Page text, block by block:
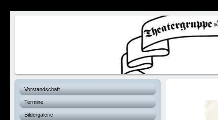
Vorstandschaft
Termine
Bildergalerie